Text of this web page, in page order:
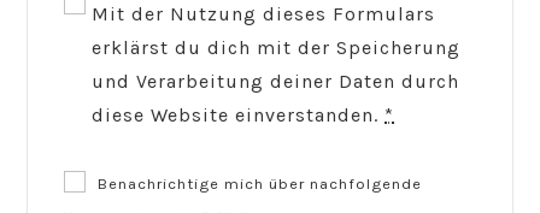
Mit der Nutzung dieses Formulars
erklärst du dich mit der Speicherung
und Verarbeitung deiner Daten durch
diese Website einverstanden. *
Benachrichtige mich über nachfolgende